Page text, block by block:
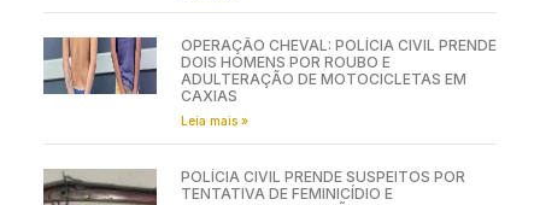
OPERAÇÃO CHEVAL: POLÍCIA CIVIL PRENDE
DOIS HOMENS POR ROUBO E
ADULTERAÇÃO DE MOTOCICLETAS EM
CAXIAS
Leia mais »
POLÍCIA CIVIL PRENDE SUSPEITOS POR
TENTATIVA DE FEMINICÍDIO E